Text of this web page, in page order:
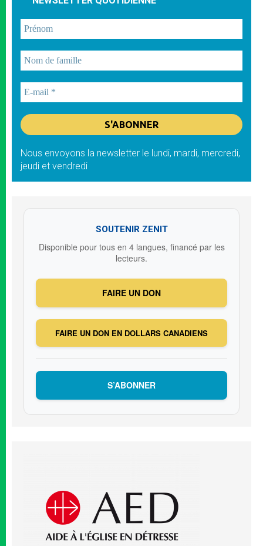
Nous envoyons la newsletter le lundi, mardi, mercredi,
jeudi et vendredi
SOUTENIR ZENIT
Disponible pour tous en 4 langues, financé par les
lecteurs.
FAIRE UN DON
FAIRE UN DON EN DOLLARS CANADIENS
S’ABONNER